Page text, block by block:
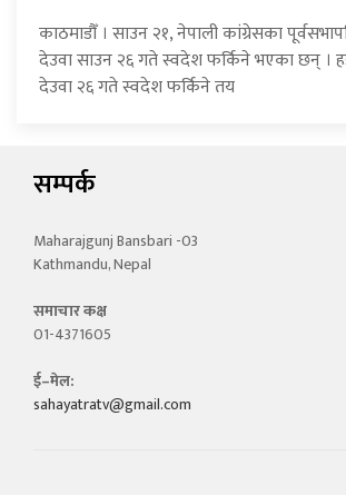
काठमाडौँ । साउन २१, नेपाली कांग्रेसका
देउवा साउन २६ गते स्वदेश फर्किने भएका छन् ।
देउवा २६ गते स्वदेश फर्किने तय
सम्पर्क
Maharajgunj Bansbari -03
Kathmandu, Nepal
समाचार कक्ष
01-4371605
ई–मेल:
sahayatratv@gmail.com